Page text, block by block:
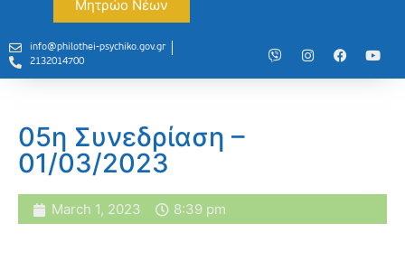
Μητρώο Νέων
info@philothei-psychiko.gov.gr
2132014700
05η Συνεδρίαση –
01/03/2023
March 1, 2023 8:39 pm